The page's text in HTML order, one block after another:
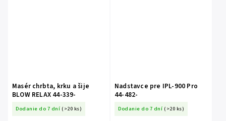
Masér chrbta, krku a šije
BLOW RELAX 44-339-
Dodanie do 7 dní (>20 ks)
Nadstavce pre IPL-900 Pro
44-482-
Dodanie do 7 dní (>20 ks)